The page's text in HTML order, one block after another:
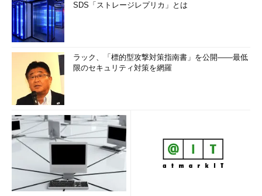
SDS「ストレージレプリカ」とは
ラック、「標的型攻撃対策指南書」を公開――最低
限のセキュリティ対策を網羅